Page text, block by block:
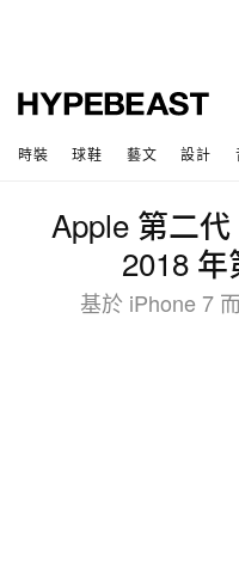
時裝 球鞋 藝文 設計
Apple 第二
2018
基於 iPhone 7